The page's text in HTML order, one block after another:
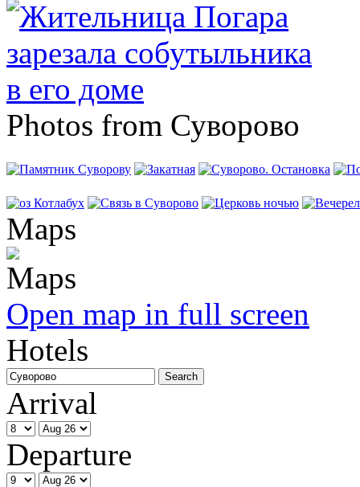
Photos from Суворово
Maps
Open map in full screen
Hotels
Arrival
Departure